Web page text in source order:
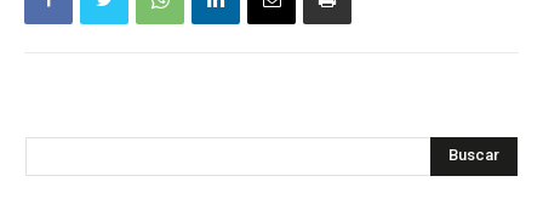
Buscar